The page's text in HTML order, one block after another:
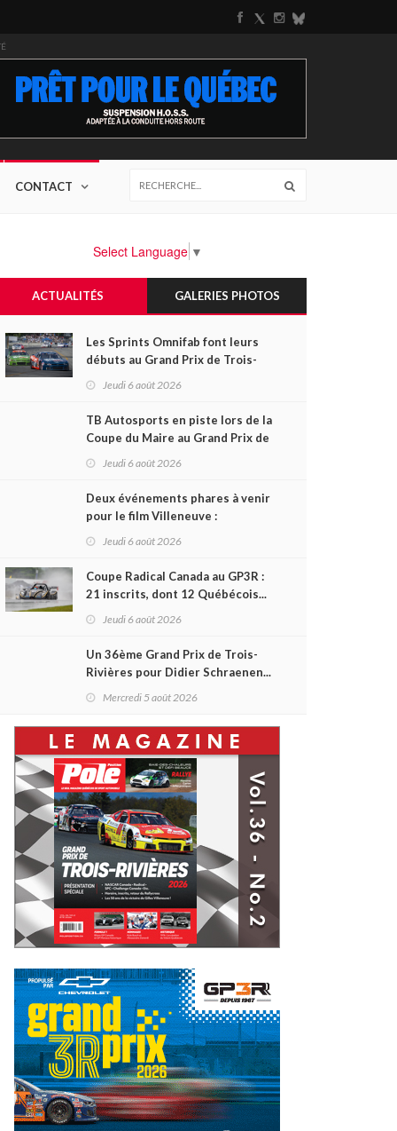
CONTACT
Select Language ▼
ACTUALITÉS GALERIES PHOTOS
Les Sprints Omnifab font leurs
débuts au Grand Prix de Trois-
Rivières avec un format inspiré
Jeudi 6 août 2026
TB Autosports en piste lors de la
Coupe du Maire au Grand Prix de
Trois-Rivières
Jeudi 6 août 2026
Deux événements phares à venir
pour le film Villeneuve :
L'ascension d'une légende (+
Jeudi 6 août 2026
Coupe Radical Canada au GP3R :
21 inscrits, dont 12 Québécois...
et un premier gain d'Antoine
Jeudi 6 août 2026
Un 36ème Grand Prix de Trois-
Rivières pour Didier Schraenen...
et une première en Challenge
Mercredi 5 août 2026